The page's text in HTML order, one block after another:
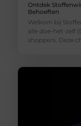
Ontdek
Behoeften
Welkom bij
alle doe-het-zelf
shoppers. Deze